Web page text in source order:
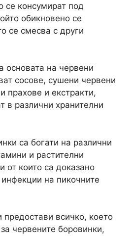
се консумират под
обикновено се
се смесва с други
основата на червени
сосове, сушени червени
прахове и екстракти,
в различни хранителни
са богати на различни
и растителни
от които са доказано
на пикочните
предостави всичко, което
червените боровинки,